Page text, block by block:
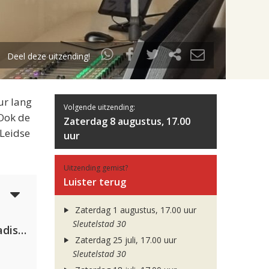
Deel deze uitzending!
lang
de
David Guetta & Alesso feat. Madison Love
Volgende uitzending:
Zaterdag 8 augustus, 17.00
uur
Uitzending gemist?
Luister terug
Zaterdag 1 augustus, 17.00 uur
Sleutelstad 30
Zaterdag 25 juli, 17.00 uur
Sleutelstad 30